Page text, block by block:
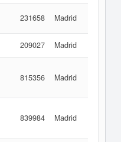
231658 Madrid
209027 Madrid
815356 Madrid
839984 Madrid